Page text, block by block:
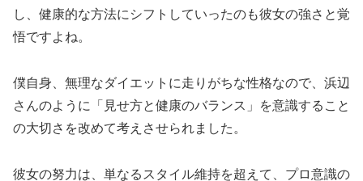
し、健康的な方法にシフトしていったのも彼女の強さと覚
悟ですよね。
僕自身、無理なダイエットに走りがちな性格なので、浜辺
さんのように「見せ方と健康のバランス」を意識すること
の大切さを改めて考えさせられました。
彼女の努力は、単なるスタイル維持を超えて、プロ意識の